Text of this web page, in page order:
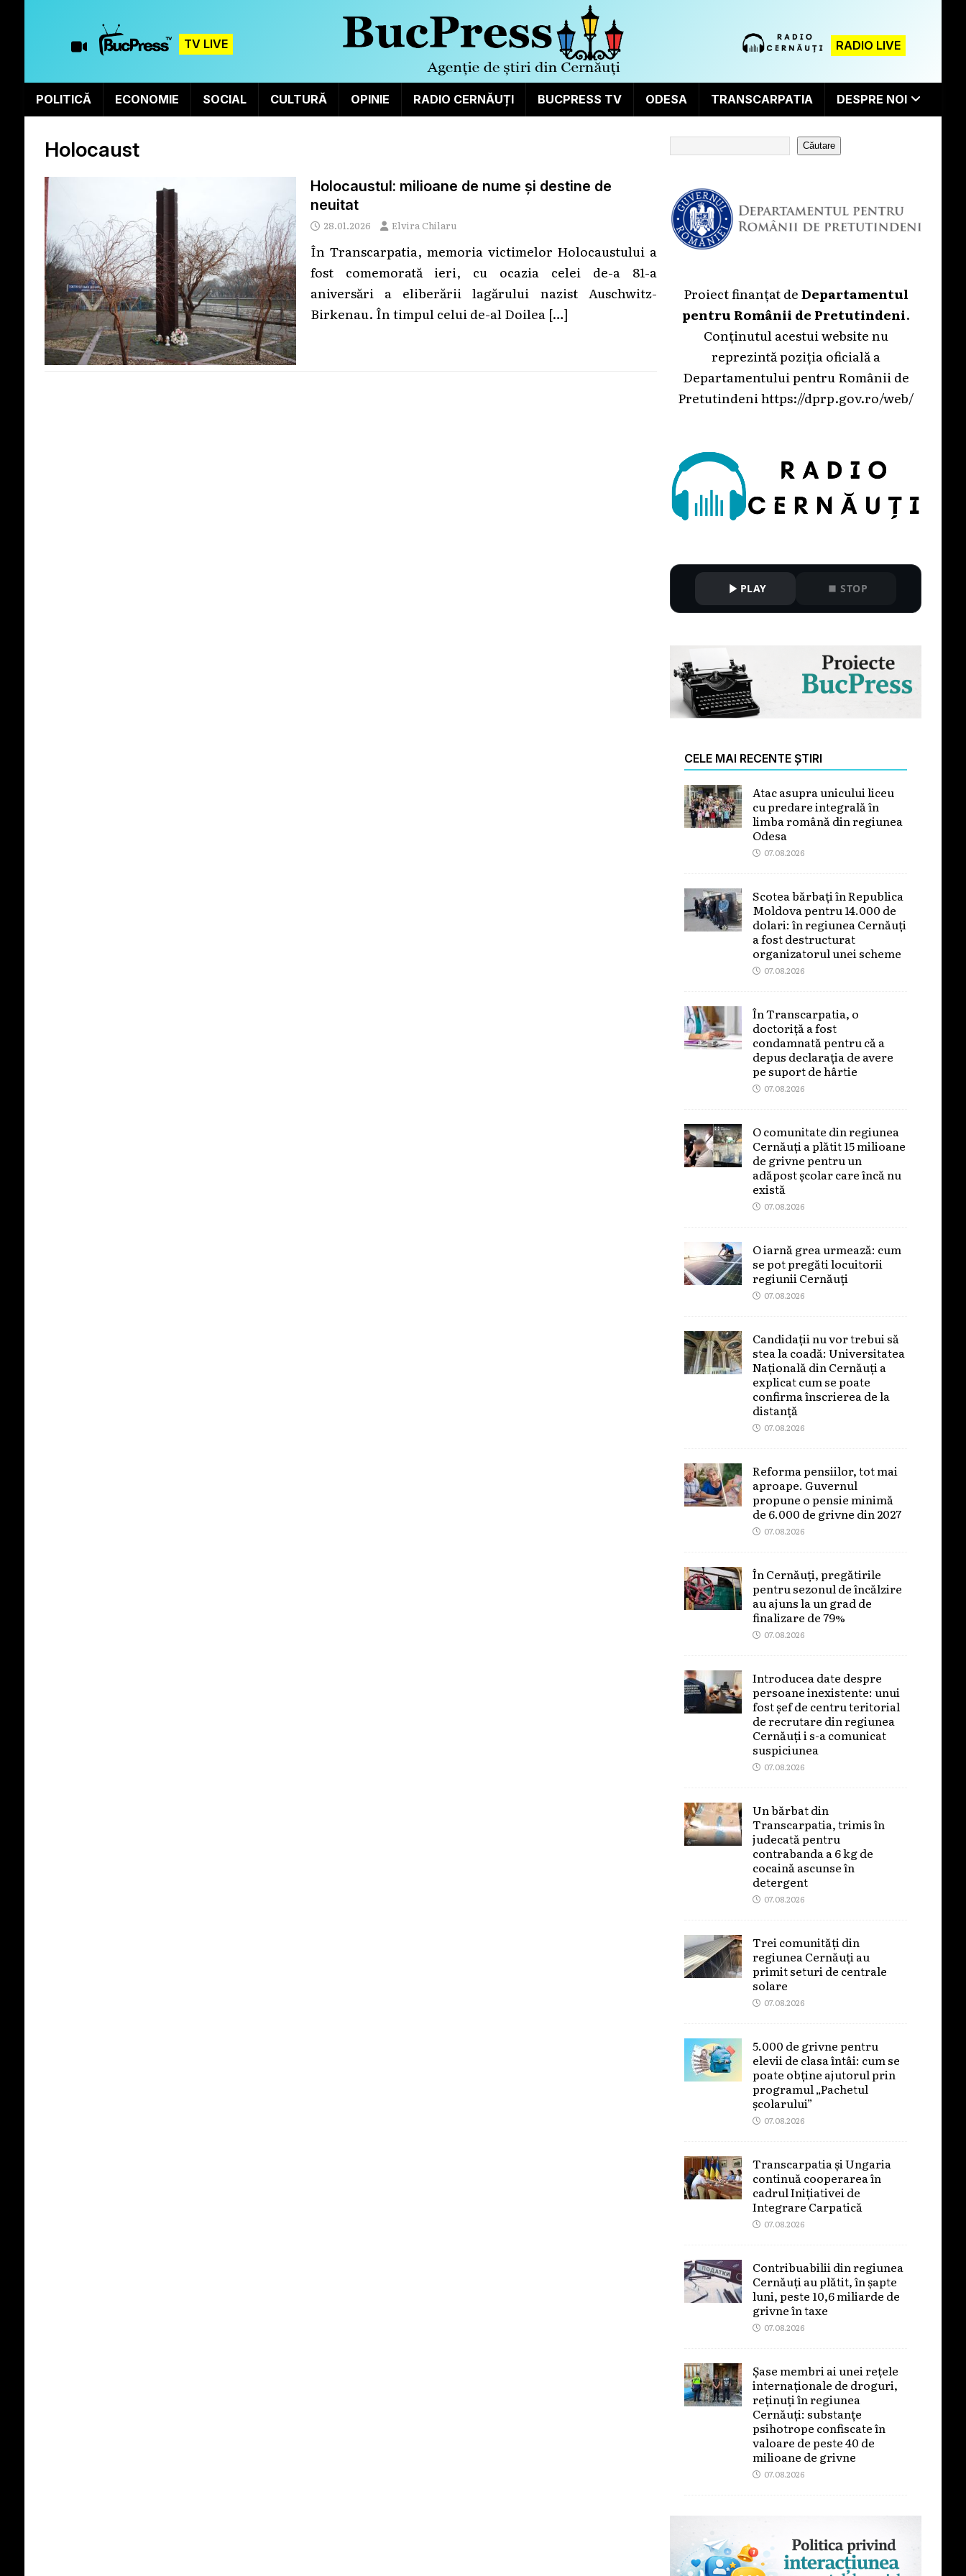
TV LIVE RADIO LIVE
POLITICĂ ECONOMIE SOCIAL CULTURĂ OPINIE RADIO CERNĂUȚI BUCPRESS TV ODESA TRANSCARPATIA DESPRE NOI
Holocaust
Holocaustul: milioane de nume și destine de
neuitat
28.01.2026 Elvira Chilaru
În Transcarpatia, memoria victimelor Holocaustului a
fost comemorată ieri, cu ocazia celei de-a 81-a
aniversări a eliberării lagărului nazist Auschwitz-
Birkenau. În timpul celui de-al Doilea […]
Căutare
Proiect finanțat deDepartamentul
pentru Românii de Pretutindeni.
Conținutul acestui website nu
reprezintă poziția oficială a
Departamentului pentru Românii de
Pretutindenihttps://dprp.gov.ro/web/
PLAY STOP
CELE MAI RECENTE ȘTIRI
Atac asupra unicului liceu
cu predare integrală în
limba română din regiunea
Odesa
07.08.2026
Scotea bărbați în Republica
Moldova pentru 14.000 de
dolari: în regiunea Cernăuți
a fost destructurat
organizatorul unei scheme
07.08.2026
În Transcarpatia, o
doctoriță a fost
condamnată pentru că a
depus declarația de avere
pe suport de hârtie
07.08.2026
O comunitate din regiunea
Cernăuți a plătit 15 milioane
de grivne pentru un
adăpost școlar care încă nu
există
07.08.2026
O iarnă grea urmează: cum
se pot pregăti locuitorii
regiunii Cernăuți
07.08.2026
Candidații nu vor trebui să
stea la coadă: Universitatea
Națională din Cernăuți a
explicat cum se poate
confirma înscrierea de la
distanță
07.08.2026
Reforma pensiilor, tot mai
aproape. Guvernul
propune o pensie minimă
de 6.000 de grivne din 2027
07.08.2026
În Cernăuți, pregătirile
pentru sezonul de încălzire
au ajuns la un grad de
finalizare de 79%
07.08.2026
Introducea date despre
persoane inexistente: unui
fost șef de centru teritorial
de recrutare din regiunea
Cernăuți i s-a comunicat
suspiciunea
07.08.2026
Un bărbat din
Transcarpatia, trimis în
judecată pentru
contrabanda a 6 kg de
cocaină ascunse în
detergent
07.08.2026
Trei comunități din
regiunea Cernăuți au
primit seturi de centrale
solare
07.08.2026
5.000 de grivne pentru
elevii de clasa întâi: cum se
poate obține ajutorul prin
programul „Pachetul
școlarului”
07.08.2026
Transcarpatia și Ungaria
continuă cooperarea în
cadrul Inițiativei de
Integrare Carpatică
07.08.2026
Contribuabilii din regiunea
Cernăuți au plătit, în șapte
luni, peste 10,6 miliarde de
grivne în taxe
07.08.2026
Șase membri ai unei rețele
internaționale de droguri,
reținuți în regiunea
Cernăuți: substanțe
psihotrope confiscate în
valoare de peste 40 de
milioane de grivne
07.08.2026